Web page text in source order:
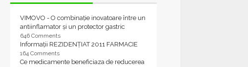
VIMOVO - O combinație inovatoare între un
antiinflamator și un protector gastric
646 Comments
Informații REZIDENȚIAT 2011 FARMACIE
164 Comments
Ce medicamente beneficiaza de reducerea